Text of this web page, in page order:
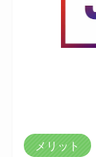
メリット